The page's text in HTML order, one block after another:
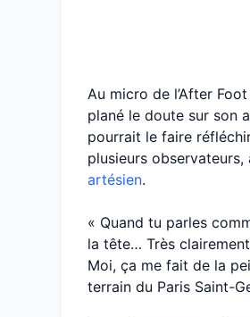
Au micro de l’After
plané le doute sur son
pourrait le faire
plusieurs
artésien.
« Quand tu parles
la tête… Très
Moi, ça me fait de la
terrain du Paris Saint-